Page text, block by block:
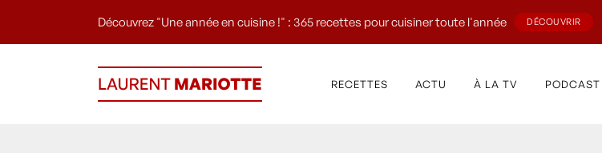
Découvrez "Une année en cuisine !" : 365 recettes pour cuisiner toute l'année DÉCOUVRIR
RECETTES ACTU À LA TV PODCAST